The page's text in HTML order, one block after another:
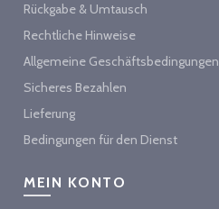
Rückgabe & Umtausch
Rechtliche Hinweise
Allgemeine Geschäftsbedingungen
Sicheres Bezahlen
Lieferung
Bedingungen für den Dienst
MEIN KONTO